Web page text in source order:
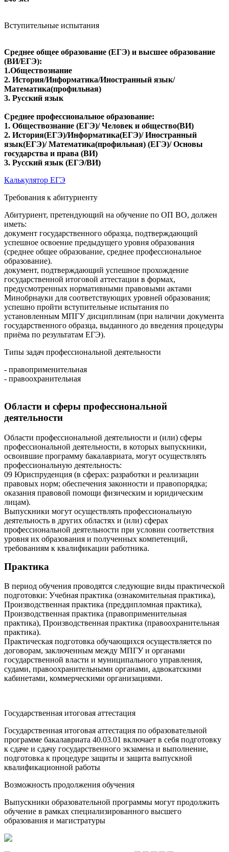
Вступительные испытания
Среднее общее образование (ЕГЭ) и высшее образование
(ВИ/ЕГЭ):
1.Обществознание
2. История/Информатика/Иностранный язык/
Математика(профильная)
3. Русский язык
Среднее профессиональное образование:
1. Обществознание (ЕГЭ)/ Человек и общество(ВИ)
2. История(ЕГЭ)/Информатика(ЕГЭ)/ Иностранный
язык(ЕГЭ)/ Математика(профильная) (ЕГЭ)/ Основы
государства и права (ВИ)
3. Русский язык (ЕГЭ/ВИ)
Калькулятор ЕГЭ
Требования к абитуриенту
Абитуриент, претендующий на обучение по ОП ВО, должен
иметь:
документ государственного образца, подтверждающий
успешное освоение предыдущего уровня образования
(среднее общее образование, среднее профессиональное
образование).
документ, подтверждающий успешное прохождение
государственной итоговой аттестации в формах,
предусмотренных нормативными правовыми актами
Минобрнауки для соответствующих уровней образования;
успешно пройти вступительные испытания по
установленным МПГУ дисциплинам (при наличии документа
государственного образца, выданного до введения процедуры
приёма по результатам ЕГЭ).
Типы задач профессиональной деятельности
- правоприменительная
- правоохранительная
Области и сферы профессиональной
деятельности
Области профессиональной деятельности и (или) сферы
профессиональной деятельности, в которых выпускники,
освоившие программу бакалавриата, могут осуществлять
профессиональную деятельность:
09 Юриспруденция (в сферах: разработки и реализации
правовых норм; обеспечения законности и правопорядка;
оказания правовой помощи физическим и юридическим
лицам).
Выпускники могут осуществлять профессиональную
деятельность в других областях и (или) сферах
профессиональной деятельности при условии соответствия
уровня их образования и полученных компетенций,
требованиям к квалификации работника.
Практика
В период обучения проводятся следующие виды практической
подготовки: Учебная практика (ознакомительная практика),
Производственная практика (преддипломная практика),
Производственная практика (правоприменительная
практика), Производственная практика (правоохранительная
практика).
Практическая подготовка обучающихся осуществляется по
договорам, заключенным между МПГУ и органами
государственной власти и муниципального управления,
судами, правоохранительными органами, адвокатскими
кабинетами, коммерческими организациями.
Государственная итоговая аттестация
Государственная итоговая аттестация по образовательной
программе бакалавриата 40.03.01 включает в себя подготовку
к сдаче и сдачу государственного экзамена и выполнение,
подготовка к процедуре защиты и защита выпускной
квалификационной работы
Возможность продолжения обучения
Выпускники образовательной программы могут продолжить
обучение в рамках специализированного высшего
образования и магистратуры